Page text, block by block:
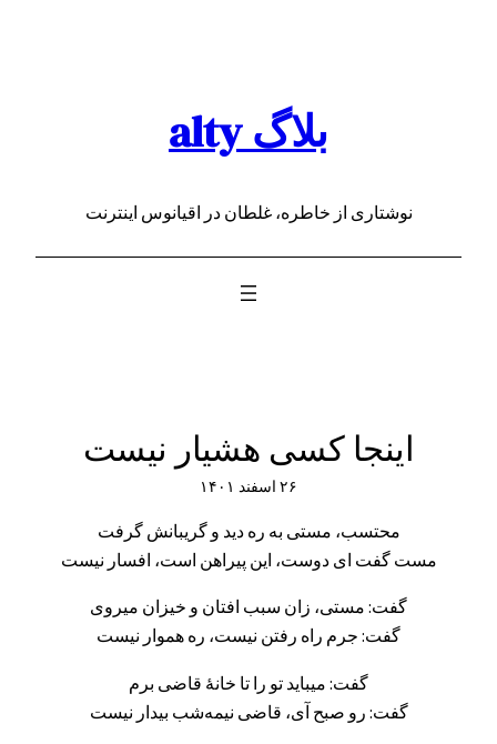
بلاگ alty
نوشتاری از خاطره، غلطان در اقیانوس اینترنت
اینجا کسی هشیار نیست
۲۶ اسفند ۱۴۰۱
محتسب، مستی به ره دید و گریبانش گرفت
مست گفت ای دوست، این پیراهن است، افسار نیست
گفت: مستی، زان سبب افتان و خیزان میروی
گفت: جرم راه رفتن نیست، ره هموار نیست
گفت: میباید تو را تا خانهٔ قاضی برم
گفت: رو صبح آی، قاضی نیمه‌شب بیدار نیست